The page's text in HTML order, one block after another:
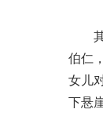
伯仁
女儿
下悬